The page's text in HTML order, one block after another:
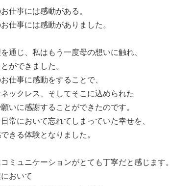
仕事には感動がある。
仕事には感動がありました。
通じ、私はもう一度母の想いに触れ、
ができました。
仕事に感動をすることで、
ックレス、そしてそこに込められた
いに感謝することができたのです。
常において忘れてしまっていた幸せを、
きる体験となりました。
ミュニケーションがとても丁寧だと感じます。
おいて